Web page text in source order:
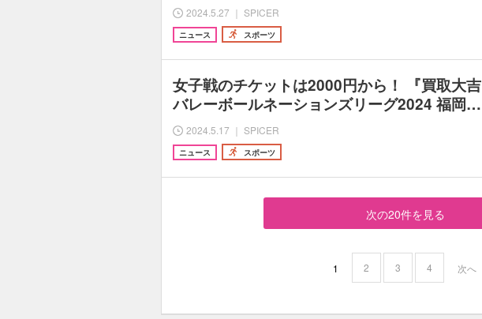
2024.5.27 ｜ SPICER
ニュース スポーツ
女子戦のチケットは2000円から！ 『買取大吉
バレーボールネーションズリーグ2024 福岡…
2024.5.17 ｜ SPICER
ニュース スポーツ
次の20件を見る
1 2 3 4 次へ